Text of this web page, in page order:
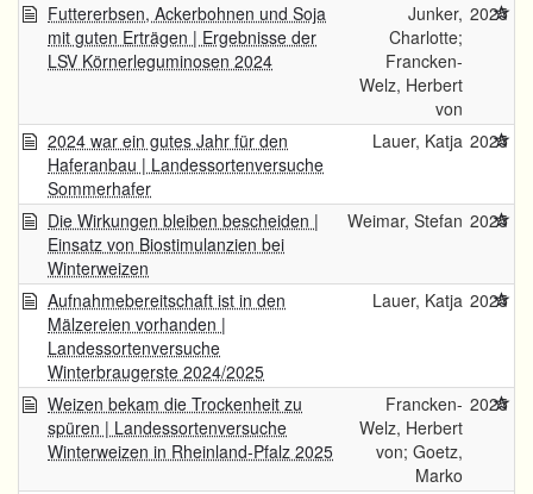
Futtererbsen, Ackerbohnen und Soja
mit guten Erträgen | Ergebnisse der
LSV Körnerleguminosen 2024
Junker,
Charlotte;
Francken-
Welz, Herbert
von
2025
2024 war ein gutes Jahr für den
Haferanbau | Landessortenversuche
Sommerhafer
Lauer, Katja 2025
Die Wirkungen bleiben bescheiden |
Einsatz von Biostimulanzien bei
Winterweizen
Weimar, Stefan 2025
Aufnahmebereitschaft ist in den
Mälzereien vorhanden |
Landessortenversuche
Winterbraugerste 2024/2025
Lauer, Katja 2025
Weizen bekam die Trockenheit zu
spüren | Landessortenversuche
Winterweizen in Rheinland-Pfalz 2025
Francken-
Welz, Herbert
von; Goetz,
Marko
2025